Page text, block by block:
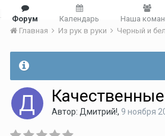
Форум Календарь Наша
Главная Из рук в руки Черный и
Автор: Дмитрий!, 9 ноября